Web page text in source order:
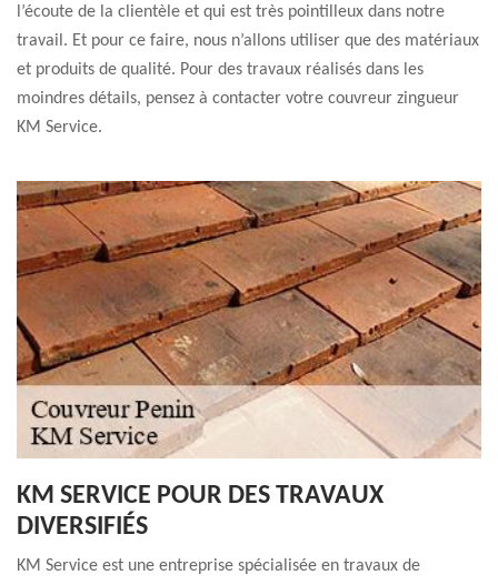
l’écoute de la clientèle et qui est très pointilleux dans notre
travail. Et pour ce faire, nous n’allons utiliser que des matériaux
et produits de qualité. Pour des travaux réalisés dans les
moindres détails, pensez à contacter votre couvreur zingueur
KM Service.
KM SERVICE POUR DES TRAVAUX
DIVERSIFIÉS
KM Service est une entreprise spécialisée en travaux de